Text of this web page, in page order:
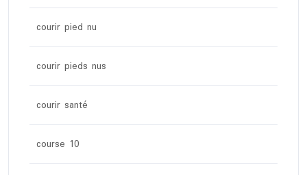
courir pied nu
courir pieds nus
courir santé
course 10